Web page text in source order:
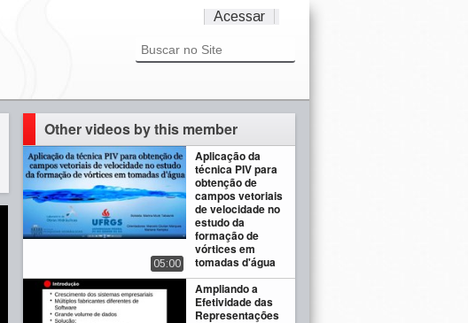
Acessar
Other videos by this member
Aplicação da
técnica PIV para
obtenção de
campos vetoriais
de velocidade no
estudo da
formação de
vórtices em
tomadas d'água
05:00
Ampliando a
Efetividade das
Representações